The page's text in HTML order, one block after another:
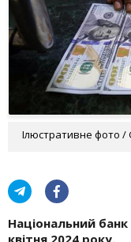
Ілюстративне фото /
Національний
квітня 2024 року.